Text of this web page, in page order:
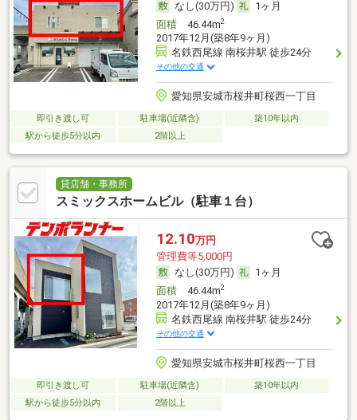
なし(30万円)
1ヶ月
面積46.44m2
2017年12月(築8年9ヶ月)
名鉄西尾線 南桜井駅 徒歩24分
その他の交通
愛知県安城市桜井町桜西一丁目
即引き渡し可 駐車場(近隣含)
築10年以内
駅から徒歩5分以内
2階以上
貸店舗・事務所
スミックスホームビル（駐車１台）
12.10万円
管理費等5,000円
なし(30万円)
1ヶ月
面積46.44m2
2017年12月(築8年9ヶ月)
名鉄西尾線 南桜井駅 徒歩24分
その他の交通
愛知県安城市桜井町桜西一丁目
即引き渡し可 駐車場(近隣含)
築10年以内
駅から徒歩5分以内
2階以上